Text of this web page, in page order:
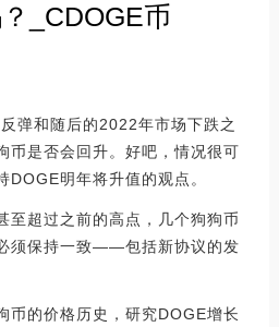
_CDOGE币
弹和随后的2022年市场下跌之
币是否会回升。好吧，情况很可
明年将升值的观点。
至超过之前的高点，几个狗狗币
须保持一致——包括新协议的发
币的价格历史，研究DOGE增长